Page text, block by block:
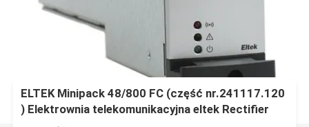
ELTEK Minipack 48/800 FC (część nr.241117.120
) Elektrownia telekomunikacyjna eltek Rectifier